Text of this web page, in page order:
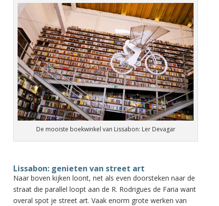
De mooiste boekwinkel van Lissabon: Ler Devagar
Lissabon: genieten van street art
Naar boven kijken loont, net als even doorsteken naar de
straat die parallel loopt aan de R. Rodrigues de Faria want
overal spot je street art. Vaak enorm grote werken van